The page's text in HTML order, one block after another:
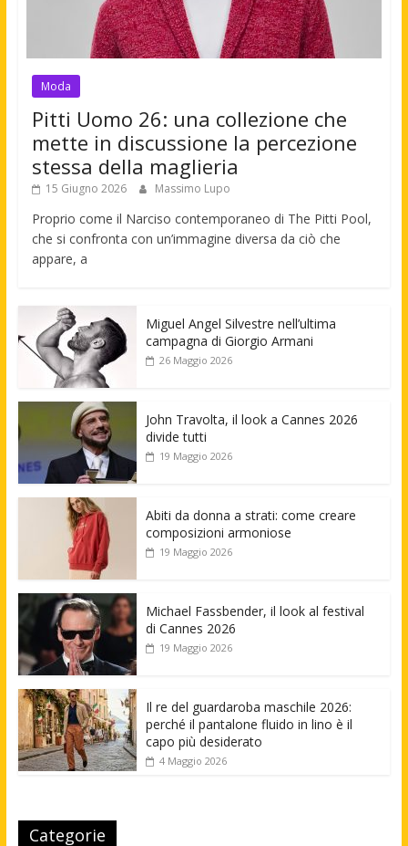
Moda
Pitti Uomo 26: una collezione che
mette in discussione la percezione
stessa della maglieria
15 Giugno 2026 Massimo Lupo
Proprio come il Narciso contemporaneo di The Pitti Pool,
che si confronta con un’immagine diversa da ciò che
appare, a
Miguel Angel Silvestre nell’ultima
campagna di Giorgio Armani
26 Maggio 2026
John Travolta, il look a Cannes 2026
divide tutti
19 Maggio 2026
Abiti da donna a strati: come creare
composizioni armoniose
19 Maggio 2026
Michael Fassbender, il look al festival
di Cannes 2026
19 Maggio 2026
Il re del guardaroba maschile 2026:
perché il pantalone fluido in lino è il
capo più desiderato
4 Maggio 2026
Categorie